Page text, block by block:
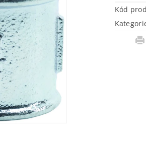
Kód